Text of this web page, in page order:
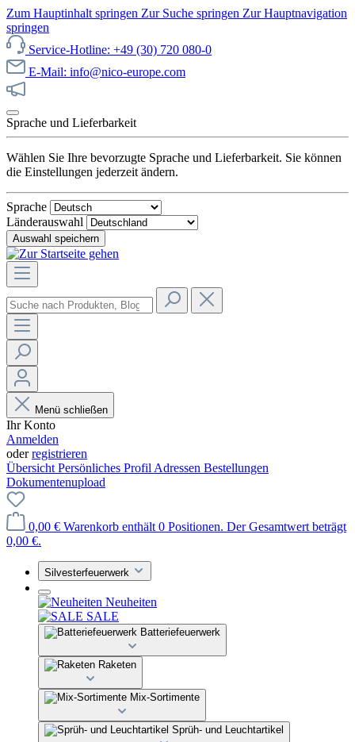
Zum Hauptinhalt springen Zur Suche springen Zur Hauptnavigation
springen
Service-Hotline: +49 (30) 720 080-0
E-Mail: info@nico-europe.com
Sprache und Lieferbarkeit
Wählen Sie Ihre bevorzugte Sprache und Lieferbarkeit. Sie können
die Einstellungen jederzeit ändern.
Sprache
Länderauswahl
Auswahl speichern
Menü schließen
Ihr Konto
Anmelden
oderregistrieren
Übersicht Persönliches Profil Adressen Bestellungen
Dokumentenupload
0,00 € Warenkorb enthält 0 Positionen. Der Gesamtwert beträgt
0,00 €.
Silvesterfeuerwerk
Neuheiten
SALE
Batteriefeuerwerk
Raketen
Mix-Sortimente
Sprüh- und Leuchtartikel